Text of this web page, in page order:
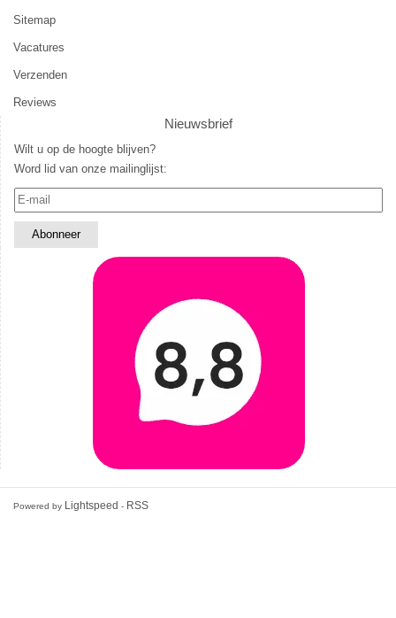
Sitemap
Vacatures
Verzenden
Reviews
Nieuwsbrief
Wilt u op de hoogte blijven?
Word lid van onze mailinglijst:
Powered by Lightspeed - RSS